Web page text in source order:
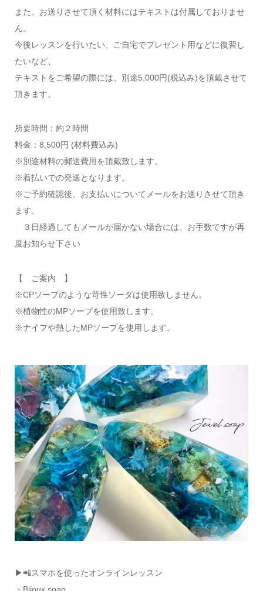
また、お送りさせて頂く材料にはテキストは付属しておりませ
ん。
今後レッスンを行いたい、ご自宅でプレゼント用などに復習し
たいなど、
テキストをご希望の際には、別途5,000円(税込み)を頂戴させて
頂きます。
所要時間：約２時間
料金：8,500円 (材料費込み)
※別途材料の郵送費用を頂戴致します。
※着払いでの発送となります。
※ご予約確認後、お支払いについてメールをお送りさせて頂き
ます。
３日経過してもメールが届かない場合には、お手数ですが再
度お知らせ下さい
【 ご案内 】
※CPソープのような苛性ソーダは使用致しません。
※植物性のMPソープを使用致します。
※ナイフや熱したMPソープを使用します。
▶📲スマホを使ったオンラインレッスン
・Bijoux soap